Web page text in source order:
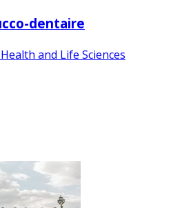
dentaire
and Life Sciences